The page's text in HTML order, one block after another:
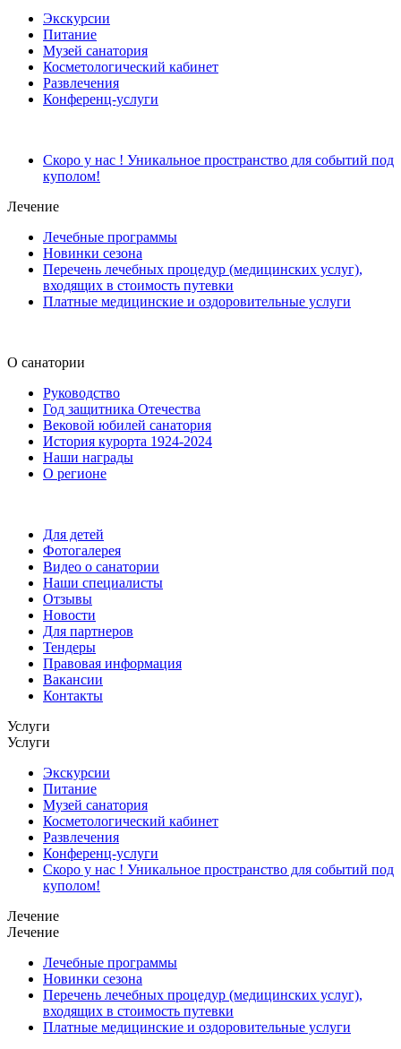
Экскурсии
Питание
Музей санатория
Косметологический кабинет
Развлечения
Конференц-услуги
Скоро у нас ! Уникальное пространство для событий под
куполом!
Лечение
Лечебные программы
Новинки сезона
Перечень лечебных процедур (медицинских услуг),
входящих в стоимость путевки
Платные медицинские и оздоровительные услуги
О санатории
Руководство
Год защитника Отечества
Вековой юбилей санатория
История курорта 1924-2024
Наши награды
О регионе
Для детей
Фотогалерея
Видео о санатории
Наши специалисты
Отзывы
Новости
Для партнеров
Тендеры
Правовая информация
Вакансии
Контакты
Услуги
Услуги
Экскурсии
Питание
Музей санатория
Косметологический кабинет
Развлечения
Конференц-услуги
Скоро у нас ! Уникальное пространство для событий под
куполом!
Лечение
Лечение
Лечебные программы
Новинки сезона
Перечень лечебных процедур (медицинских услуг),
входящих в стоимость путевки
Платные медицинские и оздоровительные услуги